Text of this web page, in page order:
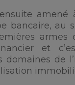
amené
bancaire, au
armes
et
domaines de